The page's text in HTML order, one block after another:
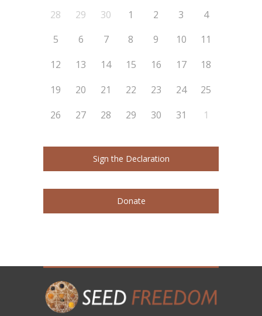
28 29 30 1 2 3
4
5
6 7 8 9 10
11
12
13 14 15 16 17
18
19
20 21 22 23 24
25
26
27 28 29 30 31 1
Sign the Declaration
Donate